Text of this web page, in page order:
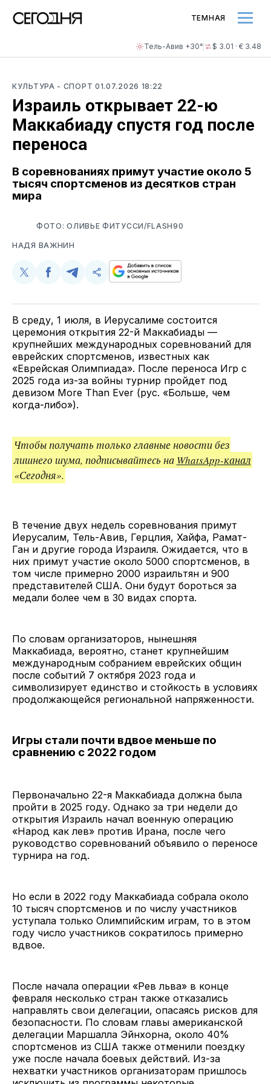
Тель-Авив +30° $ 3.01 · € 3.48
ТЕМНАЯ
КУЛЬТУРА - СПОРТ 01.07.2026 18:22
Израиль открывает 22-ю
Маккабиаду спустя год после
переноса
В соревнованиях примут участие около 5
тысяч спортсменов из десятков стран
мира
ФОТО: ОЛИВЬЕ ФИТУССИ/FLASH90
НАДЯ ВАЖНИН
Поделиться
Twitter
Поделиться
Facebook
Поделиться
Telegram
Скопируйте
поделитесь
ссылкой
В среду, 1 июля, в Иерусалиме состоится
церемония открытия 22-й Маккабиады —
крупнейших международных соревнований для
еврейских спортсменов, известных как
«Еврейская Олимпиада». После переноса Игр с
2025 года из-за войны турнир пройдет под
девизом More Than Ever (рус. «Больше, чем
когда-либо»).
Чтобы получать только главные новости без
лишнего шума, подписывайтесь на WhatsApp-канал
«Сегодня».
В течение двух недель соревнования примут
Иерусалим, Тель-Авив, Герцлия, Хайфа, Рамат-
Ган и другие города Израиля. Ожидается, что в
них примут участие около 5000 спортсменов, в
том числе примерно 2000 израильтян и 900
представителей США. Они будут бороться за
медали более чем в 30 видах спорта.
По словам организаторов, нынешняя
Маккабиада, вероятно, станет крупнейшим
международным собранием еврейских общин
после событий 7 октября 2023 года и
символизирует единство и стойкость в условиях
продолжающейся региональной напряженности.
Игры стали почти вдвое меньше по
сравнению с 2022 годом
Первоначально 22-я Маккабиада должна была
пройти в 2025 году. Однако за три недели до
открытия Израиль начал военную операцию
«Народ как лев» против Ирана, после чего
руководство соревнований объявило о переносе
турнира на год.
Но если в 2022 году Маккабиада собрала около
10 тысяч спортсменов и по числу участников
уступала только Олимпийским играм, то в этом
году число участников сократилось примерно
вдвое.
После начала операции «Рев льва» в конце
февраля несколько стран также отказались
направлять свои делегации, опасаясь рисков для
безопасности. По словам главы американской
делегации Маршалла Эйнхорна, около 40%
спортсменов из США также отменили поездку
уже после начала боевых действий. Из-за
нехватки участников организаторам пришлось